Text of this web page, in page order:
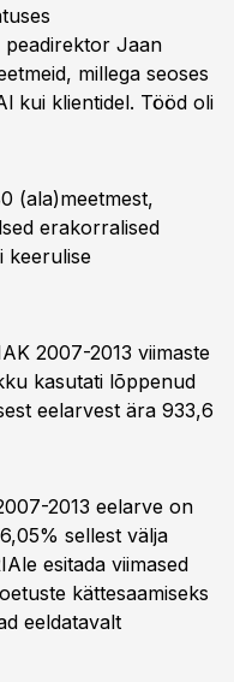
peadirektor Jaan
millega seoses
kui klientidel. Tööd oli
(ala)meetmest,
erakorralised
keerulise
2007-2013 viimaste
kasutati lõppenud
eelarvest ära 933,6
2013 eelarve on
sellest välja
esitada viimased
kättesaamiseks
eeldatavalt